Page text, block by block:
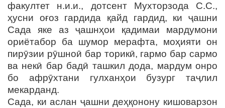
факултет н.и.и., дотсент Мухторзода С.С.,
ҳусни оғоз гардида қайд гардид, ки ҷашни
Сада яке аз ҷашнҳои қадимаи мардумони
ориётабор ба шумор мерафта, моҳияти он
пирӯзии рӯшноӣ бар торикӣ, гармо бар сармо
ва некӣ бар бадӣ ташкил дода, мардум онро
бо афрӯхтани гулханҳои бузург таҷлил
мекарданд.
Сада, ки аслан ҷашни деҳқонону кишоварзон